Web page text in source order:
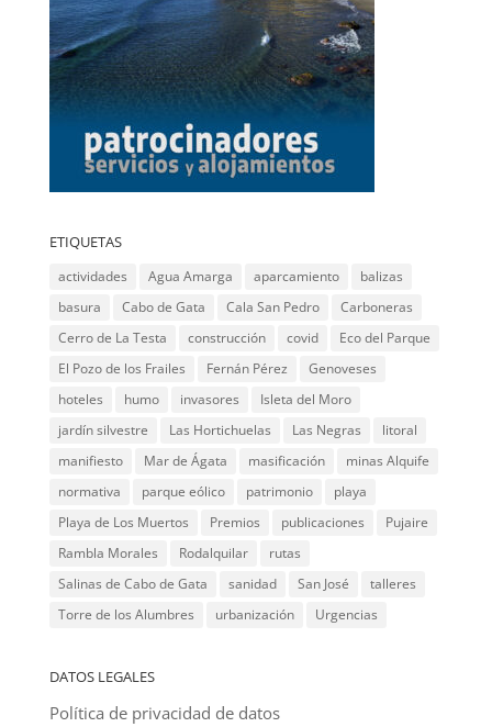
ETIQUETAS
actividades Agua Amarga aparcamiento
balizas
basura
Cabo de Gata Cala San Pedro
Carboneras
Cerro de La Testa
construcción covid
Eco del Parque
El Pozo de los Frailes
Fernán Pérez
Genoveses
hoteles
humo invasores
Isleta del Moro
jardín silvestre
Las Hortichuelas Las Negras
litoral
manifiesto
Mar de Ágata masificación
minas Alquife
normativa
parque eólico patrimonio
playa
Playa de Los Muertos
Premios publicaciones
Pujaire
Rambla Morales
Rodalquilar
rutas
Salinas de Cabo de Gata
sanidad San José
talleres
Torre de los Alumbres
urbanización Urgencias
DATOS LEGALES
Política de privacidad de datos